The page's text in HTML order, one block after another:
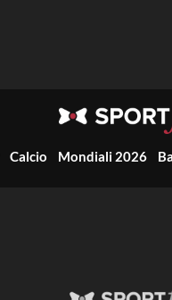
Calcio Mondiali 2026